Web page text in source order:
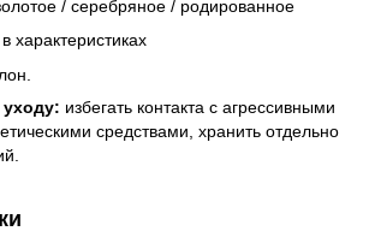
/ серебряное / родированное
характеристиках
избегать контакта с агрессивными
средствами, хранить отдельно